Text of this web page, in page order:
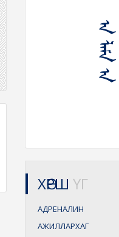
ᠠ ᠯᠠᠮᠠ ᠠ
ХӨРШ ҮГ
АДРЕНАЛИН
АЖИЛЛАРХАГ